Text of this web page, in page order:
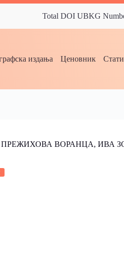
Total DOI UBKG
издања Ценовник
ВОРАНЦA, ИВА